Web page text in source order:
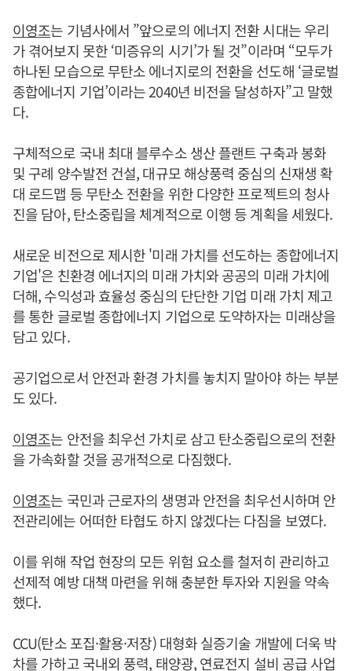
이영조는 기념사에서 ”앞으로의 에너지 전환 시대는 우리
가 겪어보지 못한 ‘미증유의 시기’가 될 것”이라며 “모두가
하나된 모습으로 무탄소 에너지로의 전환을 선도해 ‘글로벌
종합에너지 기업’이라는 2040년 비전을 달성하자”고 말했
다.
구체적으로 국내 최대 블루수소 생산 플랜트 구축과 봉화
및 구례 양수발전 건설, 대규모 해상풍력 중심의 신재생 확
대 로드맵 등 무탄소 전환을 위한 다양한 프로젝트의 청사
진을 담아, 탄소중립을 체계적으로 이행 등 계획을 세웠다.
새로운 비전으로 제시한 '미래 가치를 선도하는 종합에너지
기업'은 친환경 에너지의 미래 가치와 공공의 미래 가치에
더해, 수익성과 효율성 중심의 단단한 기업 미래 가치 제고
를 통한 글로벌 종합에너지 기업으로 도약하자는 미래상을
담고 있다.
공기업으로서 안전과 환경 가치를 놓치지 말아야 하는 부분
도 있다.
이영조는 안전을 최우선 가치로 삼고 탄소중립으로의 전환
을 가속화할 것을 공개적으로 다짐했다.
이영조는 국민과 근로자의 생명과 안전을 최우선시하며 안
전관리에는 어떠한 타협도 하지 않겠다는 다짐을 보였다.
이를 위해 작업 현장의 모든 위험 요소를 철저히 관리하고
선제적 예방 대책 마련을 위해 충분한 투자와 지원을 약속
했다.
CCU(탄소 포집·활용·저장) 대형화 실증기술 개발에 더욱 박
차를 가하고 국내외 풍력, 태양광, 연료전지 설비 공급 사업